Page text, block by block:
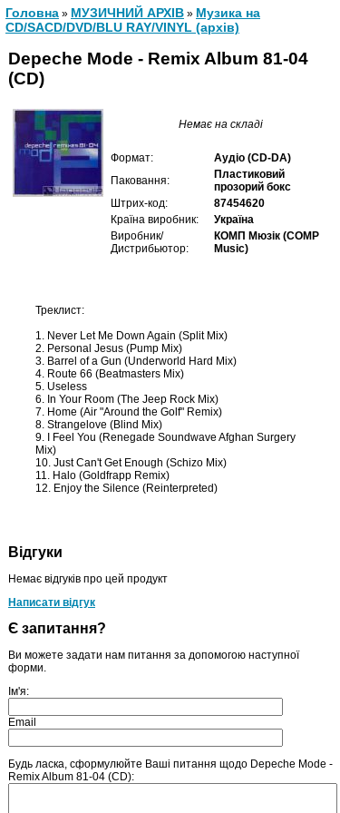
Головна » МУЗИЧНИЙ АРХІВ » Музика на
CD/SACD/DVD/BLU RAY/VINYL (архів)
Depeche Mode - Remix Album 81-04
(CD)
Немає на складі
Формат:
Аудіо (CD-DA)
Паковання:
Пластиковий
прозорий бокс
Штрих-код:
87454620
Країна виробник:
Україна
Виробник/
Дистрибьютор:
КОМП Мюзік (COMP
Music)
Треклист:
1. Never Let Me Down Again (Split Mix)
2. Personal Jesus (Pump Mix)
3. Barrel of a Gun (Underworld Hard Mix)
4. Route 66 (Beatmasters Mix)
5. Useless
6. In Your Room (The Jeep Rock Mix)
7. Home (Air "Around the Golf" Remix)
8. Strangelove (Blind Mix)
9. I Feel You (Renegade Soundwave Afghan Surgery
Mix)
10. Just Can't Get Enough (Schizo Mix)
11. Halo (Goldfrapp Remix)
12. Enjoy the Silence (Reinterpreted)
Відгуки
Немає відгуків про цей продукт
Написати відгук
Є запитання?
Ви можете задати нам питання за допомогою наступної
форми.
Ім'я:
Email
Будь ласка, сформулюйте Ваші питання щодо Depeche Mode -
Remix Album 81-04 (CD):